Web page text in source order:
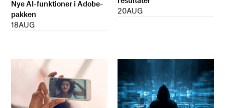
Nye AI-funktioner i Adobe-
pakken
18AUG
20AUG